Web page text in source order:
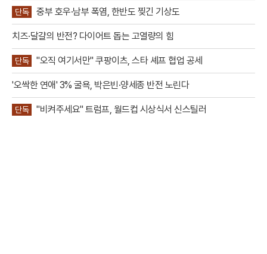
단독 중부 호우·남부 폭염, 한반도 찢긴 기상도
치즈·달걀의 반전? 다이어트 돕는 고열량의 힘
단독 "오직 여기서만" 쿠팡이츠, 스타 셰프 협업 공세
'오싹한 연애' 3% 굴욕, 박은빈·양세종 반전 노린다
단독 "비켜주세요" 트럼프, 월드컵 시상식서 신스틸러